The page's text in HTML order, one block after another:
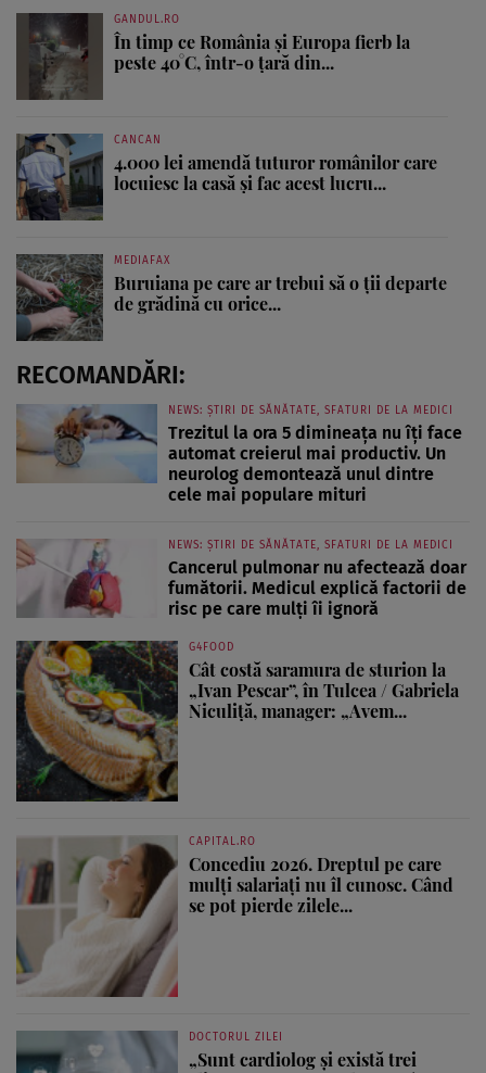
GANDUL.RO
În timp ce România și Europa fierb la
peste 40°C, într-o țară din...
CANCAN
4.000 lei amendă tuturor românilor care
locuiesc la casă și fac acest lucru...
MEDIAFAX
Buruiana pe care ar trebui să o ții departe
de grădină cu orice...
RECOMANDĂRI:
NEWS: ȘTIRI DE SĂNĂTATE, SFATURI DE LA MEDICI
Trezitul la ora 5 dimineața nu îți face
automat creierul mai productiv. Un
neurolog demontează unul dintre
cele mai populare mituri
NEWS: ȘTIRI DE SĂNĂTATE, SFATURI DE LA MEDICI
Cancerul pulmonar nu afectează doar
fumătorii. Medicul explică factorii de
risc pe care mulți îi ignoră
G4FOOD
Cât costă saramura de sturion la
„Ivan Pescar”, în Tulcea / Gabriela
Niculiță, manager: „Avem...
CAPITAL.RO
Concediu 2026. Dreptul pe care
mulți salariați nu îl cunosc. Când
se pot pierde zilele...
DOCTORUL ZILEI
„Sunt cardiolog și există trei